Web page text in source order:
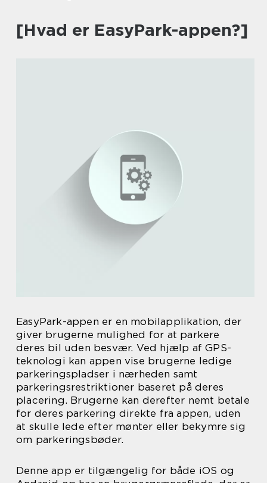
[Hvad er EasyPark-appen?]
EasyPark-appen er en mobilapplikation, der
giver brugerne mulighed for at parkere
deres bil uden besvær. Ved hjælp af GPS-
teknologi kan appen vise brugerne ledige
parkeringspladser i nærheden samt
parkeringsrestriktioner baseret på deres
placering. Brugerne kan derefter nemt betale
for deres parkering direkte fra appen, uden
at skulle lede efter mønter eller bekymre sig
om parkeringsbøder.
Denne app er tilgængelig for både iOS og